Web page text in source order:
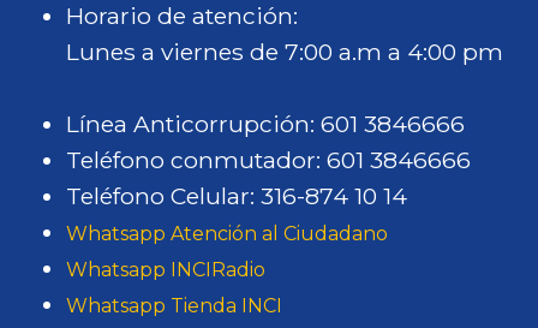
Horario de atención:
Lunes a viernes de 7:00 a.m a 4:00 pm
Línea Anticorrupción: 601 3846666
Teléfono conmutador: 601 3846666
Teléfono Celular: 316-874 10 14
Whatsapp Atención al Ciudadano
Whatsapp INCIRadio
Whatsapp Tienda INCI